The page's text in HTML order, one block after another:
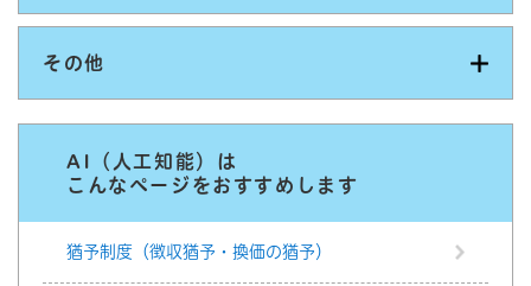
その他
AI（人工知能）は
こんなページをおすすめします
猶予制度（徴収猶予・換価の猶予）